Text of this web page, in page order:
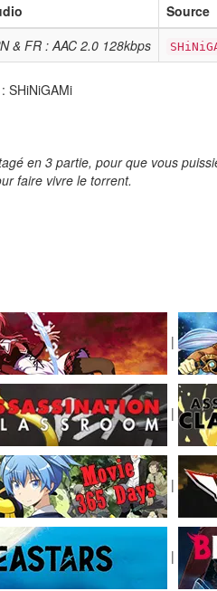
Source
& FR : AAC 2.0 128kbps
SHiNiGAMi
en 3 partie, pour que vous
faire vivre le torrent.
|
|
|
|